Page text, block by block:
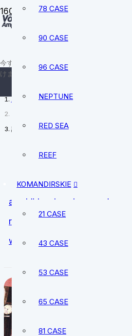
今すぐ、あなたにぴったりの時計を見つ
けましょう。
78 CASE
90 CASE
96 CASE
NEPTUNE
RED SEA
REEF
KOMANDIRSKIE
21 CASE
43 CASE
53 CASE
65 CASE
81 CASE
ホーム
記事
amphibia bezel coverings
rusisian watch
watches
woman